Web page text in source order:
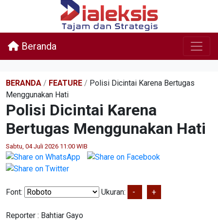
Beranda
BERANDA / FEATURE / Polisi Dicintai Karena Bertugas
Menggunakan Hati
Polisi Dicintai Karena
Bertugas Menggunakan Hati
Sabtu, 04 Juli 2026 11:00 WIB
Font: Ukuran: - +
Reporter : Bahtiar Gayo